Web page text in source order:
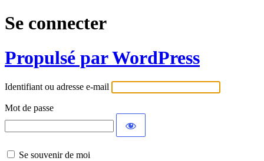
Se connecter
Propulsé par WordPress
Identifiant ou adresse e-mail
Mot de passe
Se souvenir de moi